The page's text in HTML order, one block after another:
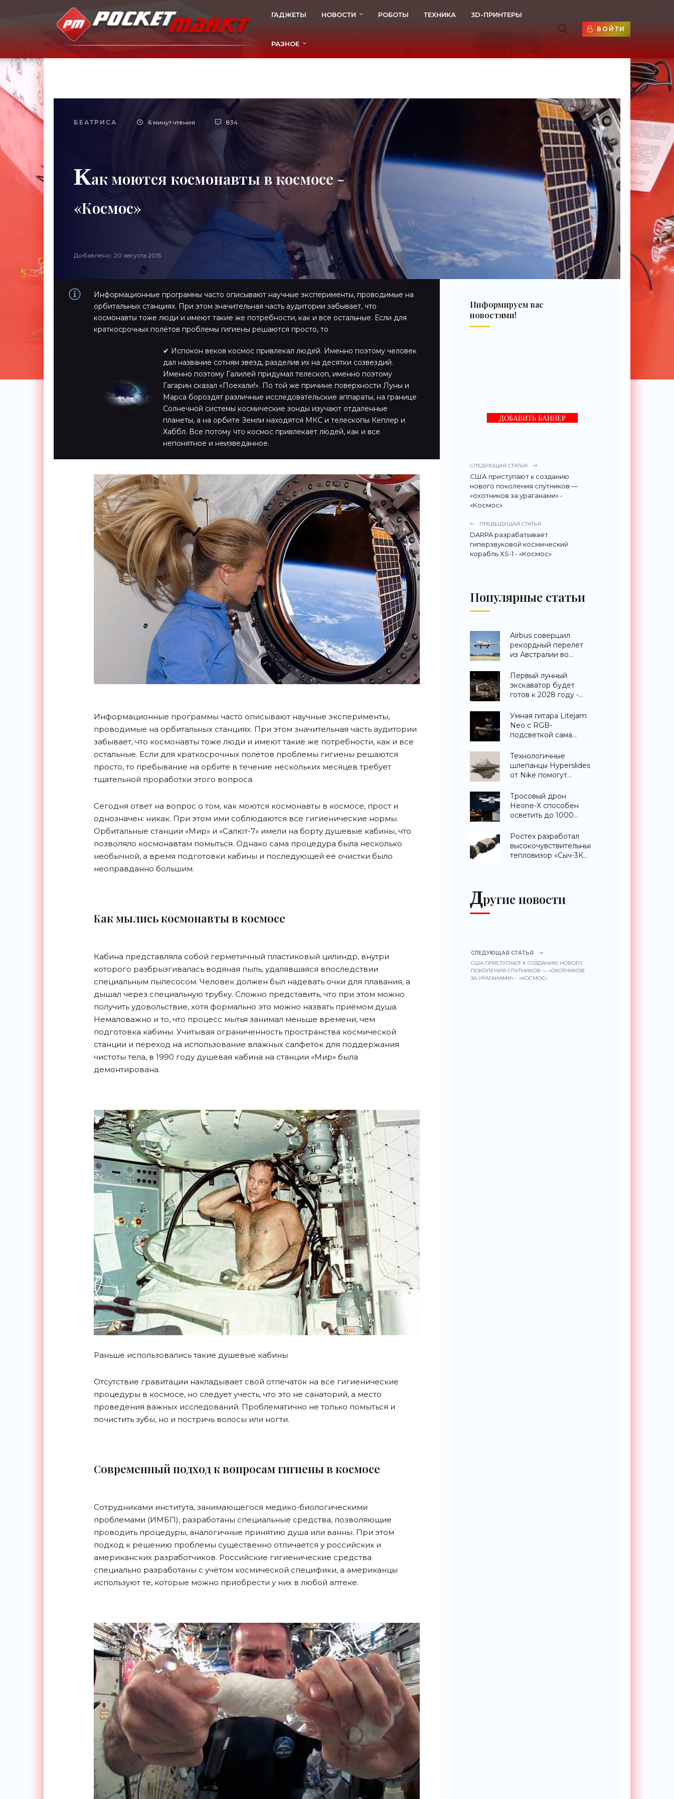
ГАДЖЕТЫ НОВОСТИ РОБОТЫ ТЕХНИКА 3D-ПРИНТЕРЫ
РАЗНОЕ
ВОЙТИ
БЕАТРИСА 6 минут чтения 834
Как моются космонавты в космосе -
«Космос»
Добавлено: 20 августа 2015
Информационные программы часто описывают научные эксперименты, проводимые на
орбитальных станциях. При этом значительная часть аудитории забывает, что
космонавты тоже люди и имеют такие же потребности, как и все остальные. Если для
краткосрочных полётов проблемы гигиены решаются просто, то
✔ Испокон веков космос привлекал людей. Именно поэтому человек
дал название сотням звезд, разделив их на десятки созвездий.
Именно поэтому Галилей придумал телескоп, именно поэтому
Гагарин сказал «Поехали!». По той же причине поверхности Луны и
Марса бороздят различные исследовательские аппараты, на границе
Солнечной системы космические зонды изучают отдаленные
планеты, а на орбите Земли находятся МКС и телескопы Кеплер и
Хаббл. Все потому что космос привлекает людей, как и все
непонятное и неизведанное.
Информационные программы часто описывают научные эксперименты,
проводимые на орбитальных станциях. При этом значительная часть аудитории
забывает, что космонавты тоже люди и имеют такие же потребности, как и все
остальные. Если для краткосрочных полётов проблемы гигиены решаются
просто, то пребывание на орбите в течение нескольких месяцев требует
тщательной проработки этого вопроса.
Сегодня ответ на вопрос о том, как моются космонавты в космосе, прост и
однозначен: никак. При этом ими соблюдаются все гигиенические нормы.
Орбитальные станции «Мир» и «Салют-7» имели на борту душевые кабины, что
позволяло космонавтам помыться. Однако сама процедура была несколько
необычной, а время подготовки кабины и последующей её очистки было
неоправданно большим.
Как мылись космонавты в космосе
Кабина представляла собой герметичный пластиковый цилиндр, внутри
которого разбрызгивалась водяная пыль, удалявшаяся впоследствии
специальным пылесосом. Человек должен был надевать очки для плавания, а
дышал через специальную трубку. Сложно представить, что при этом можно
получить удовольствие, хотя формально это можно назвать приёмом душа.
Немаловажно и то, что процесс мытья занимал меньше времени, чем
подготовка кабины. Учитывая ограниченность пространства космической
станции и переход на использование влажных салфеток для поддержания
чистоты тела, в 1990 году душевая кабина на станции «Мир» была
демонтирована.
Раньше использовались такие душевые кабины
Отсутствие гравитации накладывает свой отпечаток на все гигиенические
процедуры в космосе, но следует учесть, что это не санаторий, а место
проведения важных исследований. Проблематично не только помыться и
почистить зубы, но и постричь волосы или ногти.
Современный подход к вопросам гигиены в космосе
Сотрудниками института, занимающегося медико-биологическими
проблемами (ИМБП), разработаны специальные средства, позволяющие
проводить процедуры, аналогичные принятию душа или ванны. При этом
подход к решению проблемы существенно отличается у российских и
американских разработчиков. Российские гигиенические средства
специально разработаны с учётом космической специфики, а американцы
используют те, которые можно приобрести у них в любой аптеке.
Информируем вас
новостями!
ДОБАВИТЬ БАННЕР
СЛЕДУЮЩАЯ СТАТЬЯ
США приступают к созданию
нового поколения спутников —
«охотников за ураганами» -
«Космос»
ПРЕДЫДУЩАЯ СТАТЬЯ
DARPA разрабатывает
гиперзвуковой космический
корабль XS-1 - «Космос»
Популярные статьи
Airbus совершил
рекордный перелет
из Австралии во
«Техника»
Первый лунный
экскаватор будет
готов к 2028 году -
Умная гитара Litejam
Neo с RGB-
подсветкой сама
«Гаджеты»
Технологичные
шлепанцы Hyperslides
от Nike помогут
ноги после
тренировки -
«Гаджеты»
Тросовый дрон
Heone-X способен
осветить до 1000
земли -
«Беспилотники»
Ростех разработал
высокочувствительный
тепловизор «Сыч-3К»
Другие новости
СЛЕДУЮЩАЯ СТАТЬЯ
США ПРИСТУПАЮТ К СОЗДАНИЮ НОВОГО
ПОКОЛЕНИЯ СПУТНИКОВ — «ОХОТНИКОВ
ЗА УРАГАНАМИ» - «КОСМОС»